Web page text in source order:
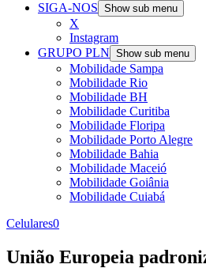
SIGA-NOS Show sub menu
X
Instagram
GRUPO PLN Show sub menu
Mobilidade Sampa
Mobilidade Rio
Mobilidade BH
Mobilidade Curitiba
Mobilidade Floripa
Mobilidade Porto Alegre
Mobilidade Bahia
Mobilidade Maceió
Mobilidade Goiânia
Mobilidade Cuiabá
Celulares0
União Europeia